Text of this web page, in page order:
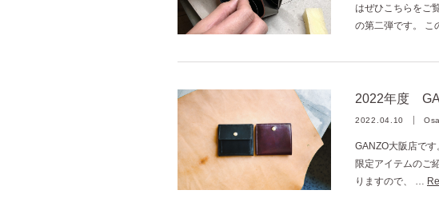
はぜひこちらをご
の第二弾です。
2022年度
2022.04.10
GANZO大阪店で
限定アイテムのご
りますので、 …